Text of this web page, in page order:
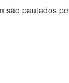
são pautados